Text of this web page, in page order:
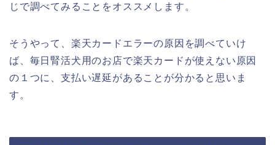
じで調べてみることをオススメします。
そうやって、楽天カードエラーの原因を調べていけ
ば、毎日腎活犬用のお店で楽天カードが使えない原因
の１つに、支払い遅延があることが分かると思いま
す。